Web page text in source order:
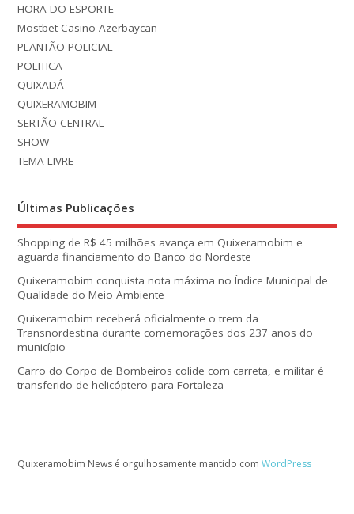
HORA DO ESPORTE
Mostbet Casino Azerbaycan
PLANTÃO POLICIAL
POLITICA
QUIXADÁ
QUIXERAMOBIM
SERTÃO CENTRAL
SHOW
TEMA LIVRE
Últimas Publicações
Shopping de R$ 45 milhões avança em Quixeramobim e
aguarda financiamento do Banco do Nordeste
Quixeramobim conquista nota máxima no Índice Municipal de
Qualidade do Meio Ambiente
Quixeramobim receberá oficialmente o trem da
Transnordestina durante comemorações dos 237 anos do
município
Carro do Corpo de Bombeiros colide com carreta, e militar é
transferido de helicóptero para Fortaleza
Quixeramobim News é orgulhosamente mantido com WordPress